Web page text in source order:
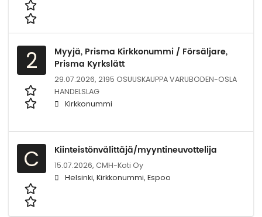
2
Myyjä, Prisma Kirkkonummi / Försäljare,
Prisma Kyrkslätt
29.07.2026, 2195 OSUUSKAUPPA VARUBODEN-OSLA
HANDELSLAG
Kirkkonummi
C Kiinteistönvälittäjä/myyntineuvottelija
15.07.2026, CMH-Koti Oy
Helsinki, Kirkkonummi, Espoo